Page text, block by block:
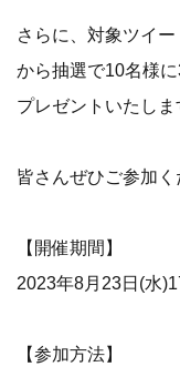
さらに、対象ツイ
から抽選で10名様
プレゼントいたしま
皆さんぜひご参加く
【開催期間】
2023年8月23日(水
【参加方法】